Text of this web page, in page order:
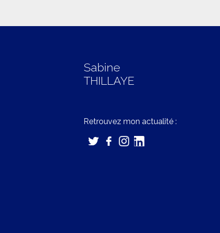
Sabine
THILLAYE
Retrouvez mon actualité :